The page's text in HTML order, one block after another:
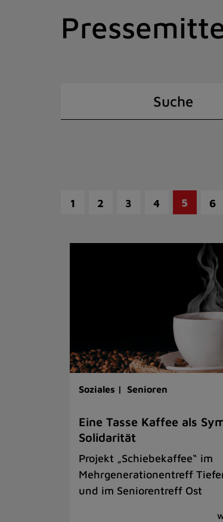
Suche
1 2 3 4 5 6
Soziales | Senioren
Eine Tasse Kaffee als
Solidarität
Projekt „Schiebekaffee“ im
Mehrgenerationentreff
und im Seniorentreff Ost